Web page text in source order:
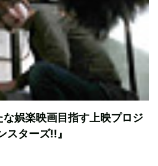
娯楽映画目指す上映プロジ
スターズ!!』